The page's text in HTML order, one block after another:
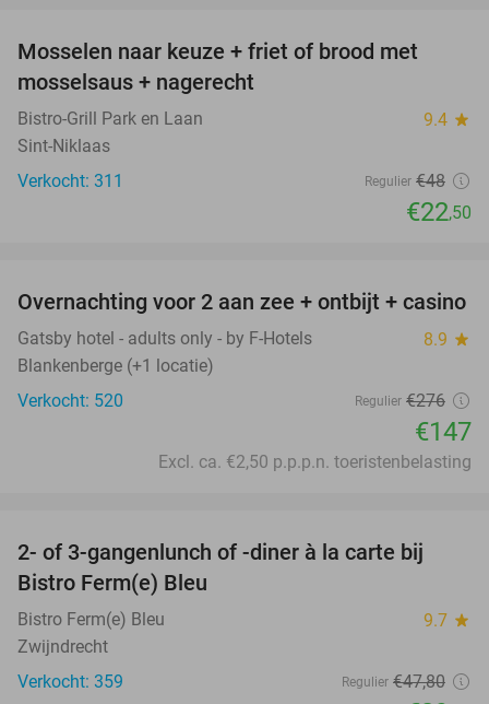
Mosselen naar keuze + friet of brood met
mosselsaus + nagerecht
Bistro-Grill Park en Laan 9.4 star
Sint-Niklaas
Verkocht: 311
Regulier €48
€22,50
47%
Overnachting voor 2 aan zee + ontbijt + casino
Gatsby hotel - adults only - by F-Hotels 8.9 star
Blankenberge (+1 locatie)
Verkocht: 520
Regulier €276
€147
Excl. ca. €2,50 p.p.p.n. toeristenbelasting
37%
2- of 3-gangenlunch of -diner à la carte bij
Bistro Ferm(e) Bleu
Bistro Ferm(e) Bleu 9.7 star
Zwijndrecht
Verkocht: 359
Regulier €47,80